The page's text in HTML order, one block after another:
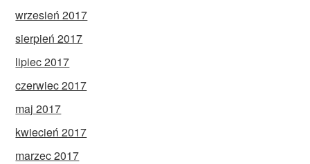
wrzesień 2017
sierpień 2017
lipiec 2017
czerwiec 2017
maj 2017
kwiecień 2017
marzec 2017